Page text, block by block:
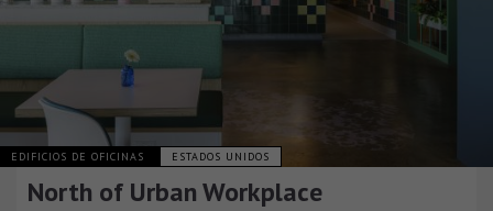
EDIFICIOS DE OFICINAS ESTADOS UNIDOS
North of Urban Workplace